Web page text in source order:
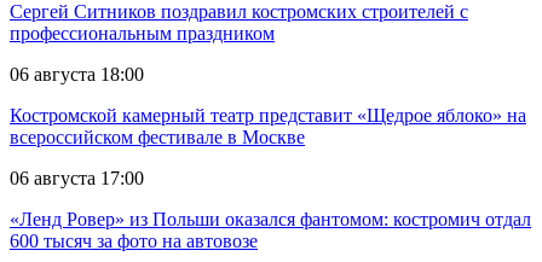
Сергей Ситников поздравил костромских строителей с
профессиональным праздником
06 августа 18:00
Костромской камерный театр представит «Щедрое яблоко» на
всероссийском фестивале в Москве
06 августа 17:00
«Ленд Ровер» из Польши оказался фантомом: костромич отдал
600 тысяч за фото на автовозе